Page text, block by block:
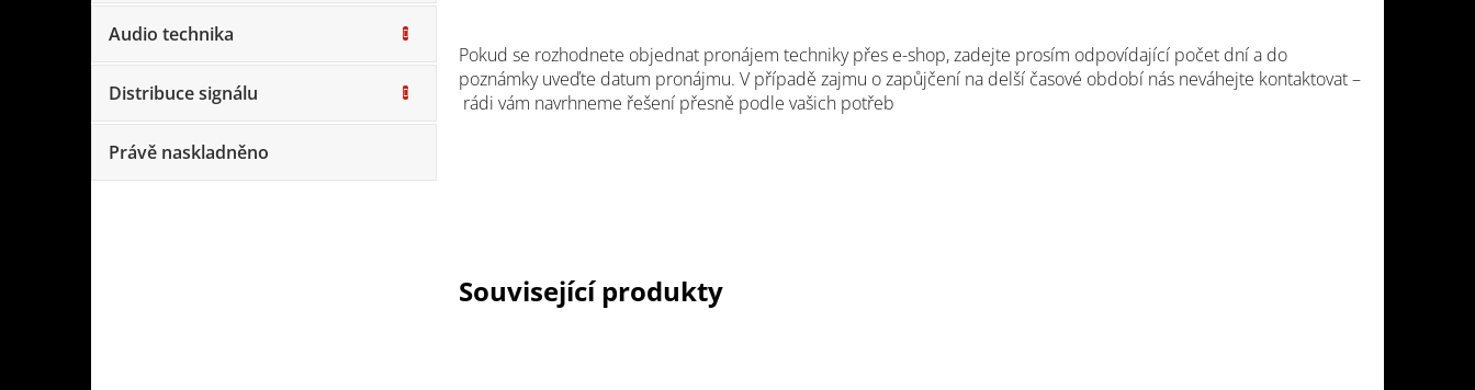
Audio technika
Distribuce signálu
Právě naskladněno
Související produkty
Pokud se rozhodnete objednat pronájem techniky přes e-shop, zadejte prosím odpovídající počet dní a do
poznámky uveďte datum pronájmu. V případě zajmu o zapůjčení na delší časové období nás neváhejte kontaktovat –
rádi vám navrhneme řešení přesně podle vašich potřeb